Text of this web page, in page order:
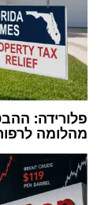
פלורידה:
מהלומה